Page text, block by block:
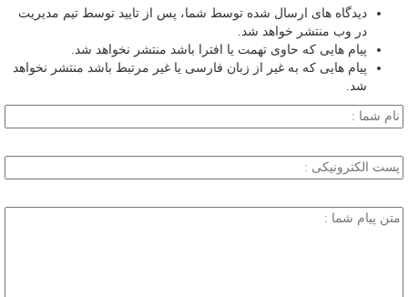
دیدگاه های ارسال شده توسط شما، پس از تایید توسط تیم مدیریت
در وب منتشر خواهد شد.
پیام هایی که حاوی تهمت یا افترا باشد منتشر نخواهد شد.
پیام هایی که به غیر از زبان فارسی یا غیر مرتبط باشد منتشر نخواهد
شد.